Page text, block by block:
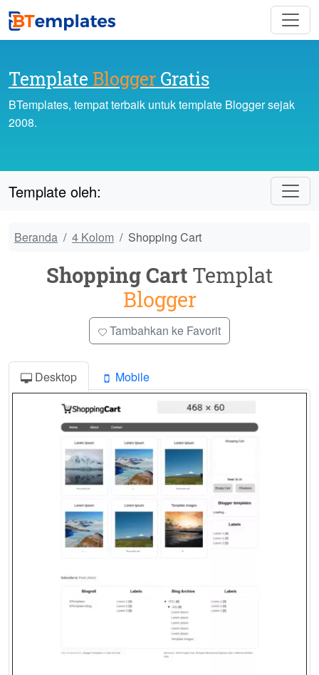
Template Blogger Gratis
BTemplates, tempat terbaik untuk template Blogger sejak
2008.
Template oleh:
Beranda 4 Kolom Shopping Cart
Shopping Cart Templat
Blogger
Tambahkan ke Favorit
Desktop Mobile